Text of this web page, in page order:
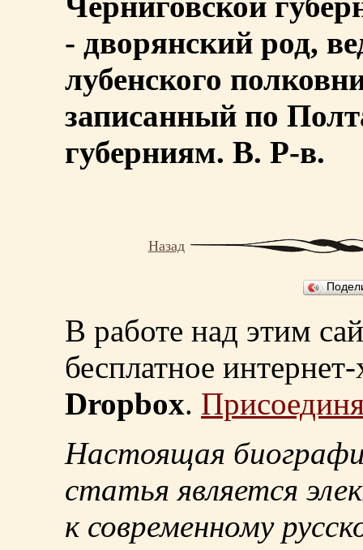
- дворянский род,
лубенского
записанный по
губерниям. В. Р-в.
Назад
В работе над этим
бесплатное
Dropbox.
Настоящая
статья является
к современному